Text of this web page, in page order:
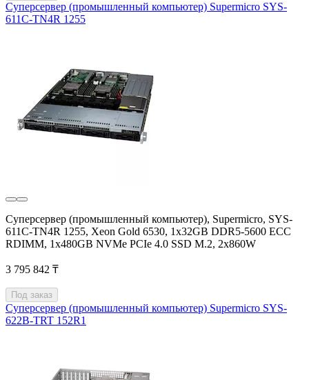
Суперсервер (промышленный компьютер) Supermicro SYS-
611C-TN4R 1255
Суперсервер (промышленный компьютер), Supermicro, SYS-
611C-TN4R 1255, Xeon Gold 6530, 1x32GB DDR5-5600 ECC
RDIMM, 1x480GB NVMe PCIe 4.0 SSD M.2, 2x860W
3 795 842 ₸
Под заказ
Суперсервер (промышленный компьютер) Supermicro SYS-
622B-TRT 152R1